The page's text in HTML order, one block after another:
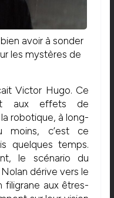
avoir à sonder
les mystères de
Victor Hugo. Ce
aux effets de
robotique, à long-
moins, c’est ce
quelques temps.
le scénario du
dérive vers le
filigrane aux êtres-